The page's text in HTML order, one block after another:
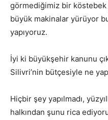
görmediğimiz bir köstebek
büyük makinalar yürüyor
yapıyoruz.
İyi ki büyükşehir kanunu
Silivri’nin bütçesiyle ne
Hiçbir şey yapılmadı,
halkından şunu rica